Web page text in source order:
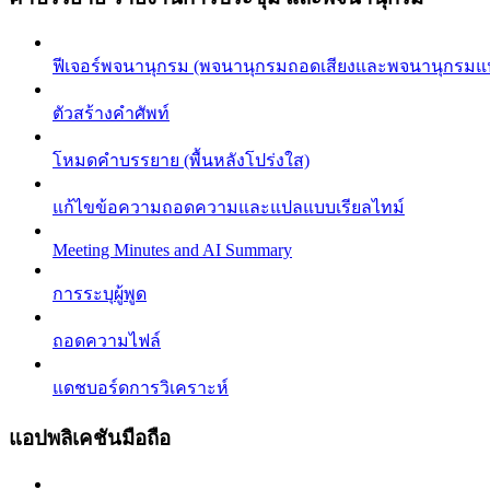
ฟีเจอร์พจนานุกรม (พจนานุกรมถอดเสียงและพจนานุกรมแ
ตัวสร้างคำศัพท์
โหมดคำบรรยาย (พื้นหลังโปร่งใส)
แก้ไขข้อความถอดความและแปลแบบเรียลไทม์
Meeting Minutes and AI Summary
การระบุผู้พูด
ถอดความไฟล์
แดชบอร์ดการวิเคราะห์
แอปพลิเคชันมือถือ